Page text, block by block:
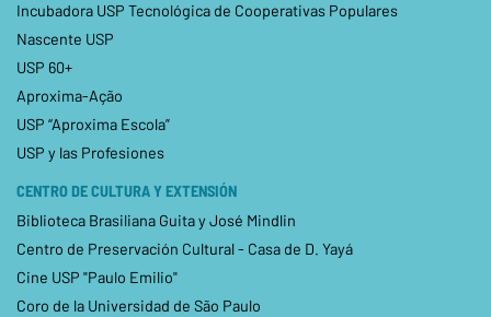
Incubadora USP Tecnológica de Cooperativas Populares
Nascente USP
USP 60+
Aproxima-Ação
USP “Aproxima Escola”
USP y las Profesiones
CENTRO DE CULTURA Y EXTENSIÓN
Biblioteca Brasiliana Guita y José Mindlin
Centro de Preservación Cultural - Casa de D. Yayá
Cine USP "Paulo Emilio"
Coro de la Universidad de São Paulo